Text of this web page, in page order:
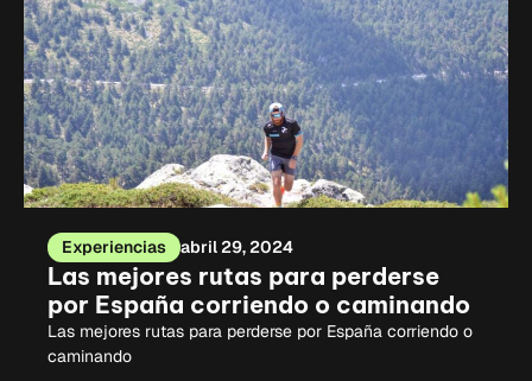
Experiencias abril 29, 2024
Las mejores rutas para perderse
por España corriendo o caminando
Las mejores rutas para perderse por España corriendo o
caminando